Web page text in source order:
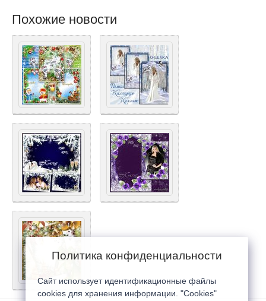
Похожие новости
Политика конфиденциальности
Сайт использует идентификационные файлы
cookies для хранения информации. "Cookies"